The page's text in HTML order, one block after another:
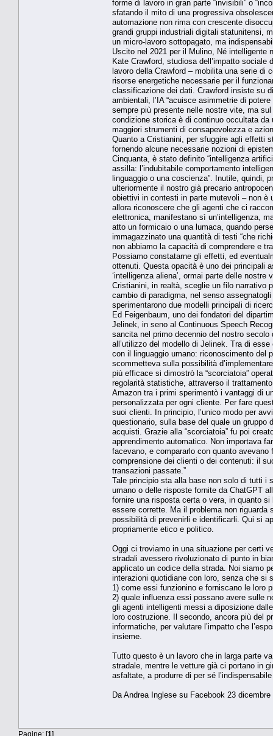
forme di lavoro in gran parte “invisibili” o
sfatando il mito di una progressiva
automazione non rima con crescente
grandi gruppi industriali digitali statunitensi,
un micro-lavoro sottopagato, ma
Uscito nel 2021 per il Mulino, Né intelligente
Kate Crawford, studiosa dell’impatto
lavoro della Crawford – mobilita una serie di
risorse energetiche necessarie per il
classificazione dei dati. Crawford insiste su
ambientali, l’IA “acuisce asimmetrie di
sempre più presente nelle nostre vite, ma
condizione storica è di continuo occultata
maggiori strumenti di consapevolezza e
Quanto a Cristianini, per sfuggire agli effetti
fornendo alcune necessarie nozioni di
Cinquanta, è stato definito “intelligenza
assilla: l’indubitabile comportamento
linguaggio o una coscienza”. Inutile, quindi,
ulteriormente il nostro già precario
obiettivi in contesti in parte mutevoli – non è
allora riconoscere che gli agenti che ci
elettronica, manifestano sì un’intelligenza,
atto un formicaio o una lumaca, quando
immagazzinato una quantità di testi “che
non abbiamo la capacità di comprendere e
Possiamo constatarne gli effetti, ed
ottenuti. Questa opacità è uno dei principali
‘intelligenza aliena’, ormai parte delle nostre
Cristianini, in realtà, sceglie un filo narrativo
cambio di paradigma, nel senso
sperimentarono due modelli principali di
Ed Feigenbaum, uno dei fondatori del
Jelinek, in seno al Continuous Speech
sancita nel primo decennio del nostro
all’utilizzo del modello di Jelinek. Tra di
con il linguaggio umano: riconoscimento del
scommetteva sulla possibilità
più efficace si dimostrò la “scorciatoia”
regolarità statistiche, attraverso il
Amazon tra i primi sperimentò i vantaggi di
personalizzata per ogni cliente. Per fare
suoi clienti. In principio, l’unico modo per
questionario, sulla base del quale un gruppo
acquisti. Grazie alla “scorciatoia” fu poi
apprendimento automatico. Non importava
facevano, e compararlo con quanto
comprensione dei clienti o dei contenuti: il
transazioni passate.”
Tale principio sta alla base non solo di tutti i
umano o delle risposte fornite da ChatGPT
fornire una risposta certa o vera, in quanto
essere corrette. Ma il problema non
possibilità di prevenirli e identificarli. Qui si
propriamente etico e politico.
Oggi ci troviamo in una situazione per certi
stradali avessero rivoluzionato di punto in
applicato un codice della strada. Noi siamo
interazioni quotidiane con loro, senza che si
1) come essi funzionino e forniscano le loro
2) quale influenza essi possano avere sulle
gli agenti intelligenti messi a diposizione
loro costruzione. Il secondo, ancora più del
informatiche, per valutare l’impatto che
insieme.
Tutto questo è un lavoro che in larga parte
stradale, mentre le vetture già ci portano in
asfaltate, a produrre di per sé
Da Andrea Inglese su Facebook 23 dicembre
Pagine: [1]